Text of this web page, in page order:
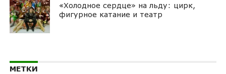
«Холодное сердце» на льду: цирк,
фигурное катание и театр
МЕТКИ